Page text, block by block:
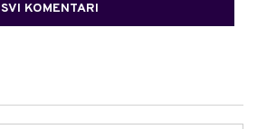
SVI KOMENTARI